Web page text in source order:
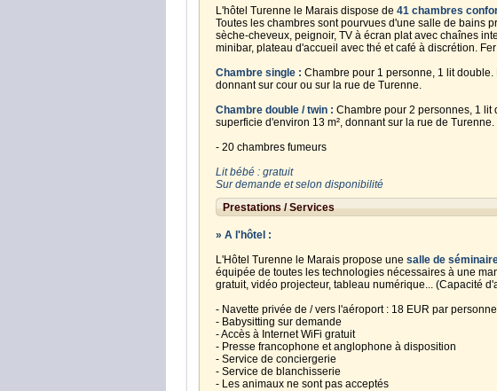
L'hôtel Turenne le Marais dispose de 41 chambres
Toutes les chambres sont pourvues d'une salle de bains
sèche-cheveux, peignoir, TV à écran plat avec chaînes
minibar, plateau d'accueil avec thé et café à discrétion.
Chambre single : Chambre pour 1 personne, 1 lit
donnant sur cour ou sur la rue de Turenne.
Chambre double / twin : Chambre pour 2 personnes, 1 lit
superficie d'environ 13 m², donnant sur la rue de Turenne.
- 20 chambres fumeurs
Lit bébé : gratuit
Sur demande et selon disponibilité
Prestations / Services
» A l'hôtel :
L'Hôtel Turenne le Marais propose une salle de
équipée de toutes les technologies nécessaires à une
gratuit, vidéo projecteur, tableau numérique... (Capacité
- Navette privée de / vers l'aéroport : 18 EUR par personne
- Babysitting sur demande
- Accès à Internet WiFi gratuit
- Presse francophone et anglophone à disposition
- Service de conciergerie
- Service de blanchisserie
- Les animaux ne sont pas acceptés